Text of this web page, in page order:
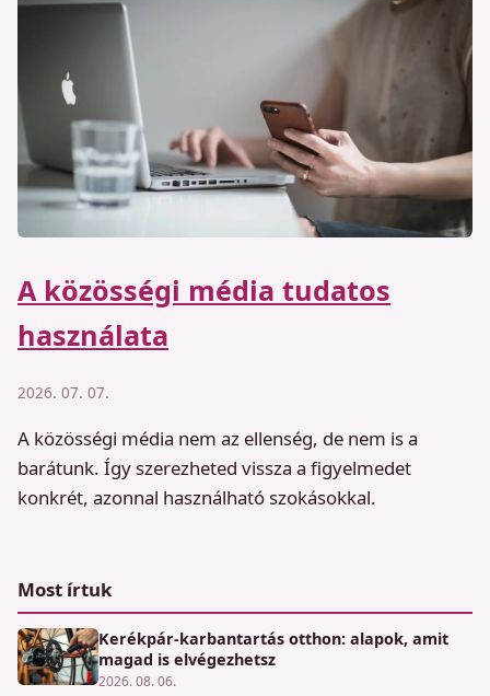
A közösségi média tudatos
használata
2026. 07. 07.
A közösségi média nem az ellenség, de nem is a
barátunk. Így szerezheted vissza a figyelmedet
konkrét, azonnal használható szokásokkal.
Most írtuk
Kerékpár-karbantartás otthon: alapok, amit
magad is elvégezhetsz
2026. 08. 06.